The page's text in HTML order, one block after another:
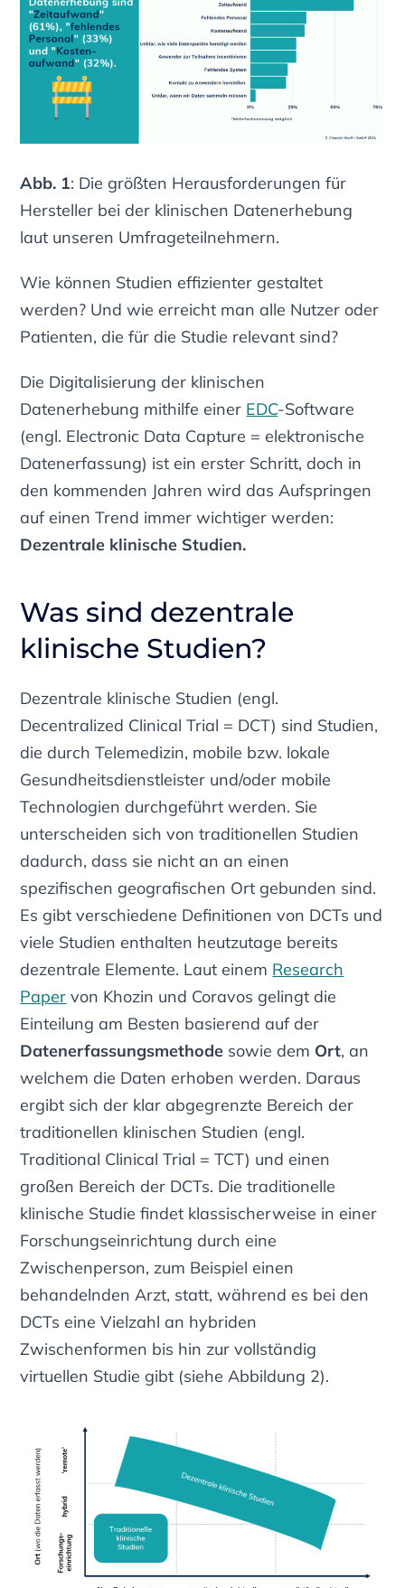
Abb. 1: Die größten Herausforderungen für
Hersteller bei der klinischen Datenerhebung
laut unseren Umfrageteilnehmern.
Wie können Studien effizienter gestaltet
werden? Und wie erreicht man alle Nutzer oder
Patienten, die für die Studie relevant sind?
Die Digitalisierung der klinischen
Datenerhebung mithilfe einer EDC-Software
(engl. Electronic Data Capture = elektronische
Datenerfassung) ist ein erster Schritt, doch in
den kommenden Jahren wird das Aufspringen
auf einen Trend immer wichtiger werden:
Dezentrale klinische Studien.
Was sind dezentrale
klinische Studien?
Dezentrale klinische Studien (engl.
Decentralized Clinical Trial = DCT) sind Studien,
die durch Telemedizin, mobile bzw. lokale
Gesundheitsdienstleister und/oder mobile
Technologien durchgeführt werden. Sie
unterscheiden sich von traditionellen Studien
dadurch, dass sie nicht an an einen
spezifischen geografischen Ort gebunden sind.
Es gibt verschiedene Definitionen von DCTs und
viele Studien enthalten heutzutage bereits
dezentrale Elemente. Laut einem Research
Paper von Khozin und Coravos gelingt die
Einteilung am Besten basierend auf der
Datenerfassungsmethode sowie dem Ort, an
welchem die Daten erhoben werden. Daraus
ergibt sich der klar abgegrenzte Bereich der
traditionellen klinischen Studien (engl.
Traditional Clinical Trial = TCT) und einen
großen Bereich der DCTs. Die traditionelle
klinische Studie findet klassischerweise in einer
Forschungseinrichtung durch eine
Zwischenperson, zum Beispiel einen
behandelnden Arzt, statt, während es bei den
DCTs eine Vielzahl an hybriden
Zwischenformen bis hin zur vollständig
virtuellen Studie gibt (siehe Abbildung 2).